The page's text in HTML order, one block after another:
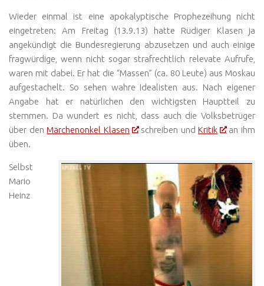
Wieder einmal ist eine apokalyptische Prophezeihung nicht
eingetreten: Am Freitag (13.9.13) hatte Rüdiger Klasen ja
angekündigt die Bundesregierung abzusetzen und auch einige
fragwürdige, wenn nicht sogar strafrechtlich relevate Aufrufe,
waren mit dabei. Er hat die “Massen” (ca. 80 Leute) aus Moskau
aufgestachelt. So sehen wahre Idealisten aus. Nach eigener
Angabe hat er natürlichen den wichtigsten Hauptteil zu
stemmen. Da wundert es nicht, dass auch die Volksbetrüger
über denMärchenonkel Klasen schreiben undKritik
an ihm
üben.
Selbst
Mario
Heinz